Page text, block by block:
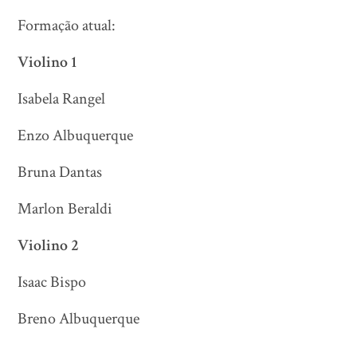
Formação atual:
Violino 1
Isabela Rangel
Enzo Albuquerque
Bruna Dantas
Marlon Beraldi
Violino 2
Isaac Bispo
Breno Albuquerque